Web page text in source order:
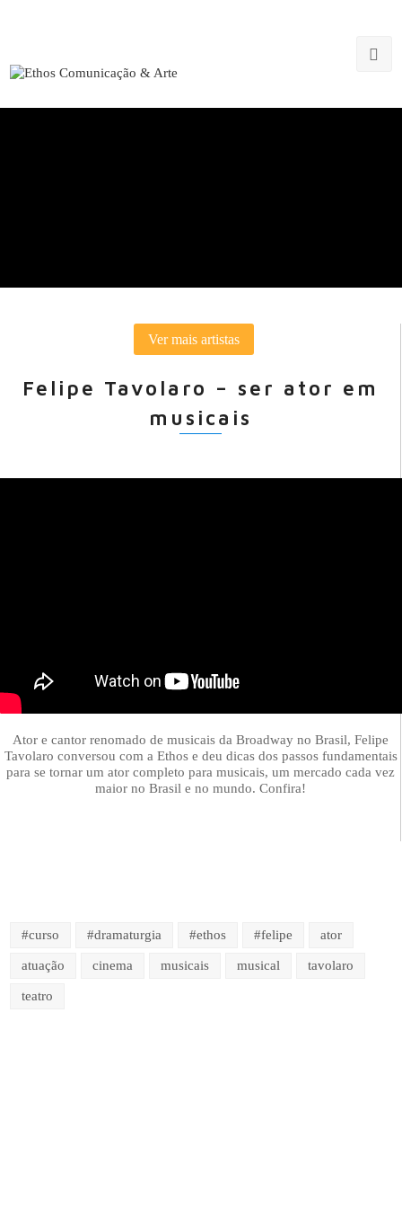
Ver mais artistas
Felipe Tavolaro – ser ator em
musicais
Ator e cantor renomado de musicais da Broadway no Brasil, Felipe
Tavolaro conversou com a Ethos e deu dicas dos passos fundamentais
para se tornar um ator completo para musicais, um mercado cada vez
maior no Brasil e no mundo. Confira!
#curso #dramaturgia #ethos #felipe ator
atuação cinema musicais musical tavolaro
teatro